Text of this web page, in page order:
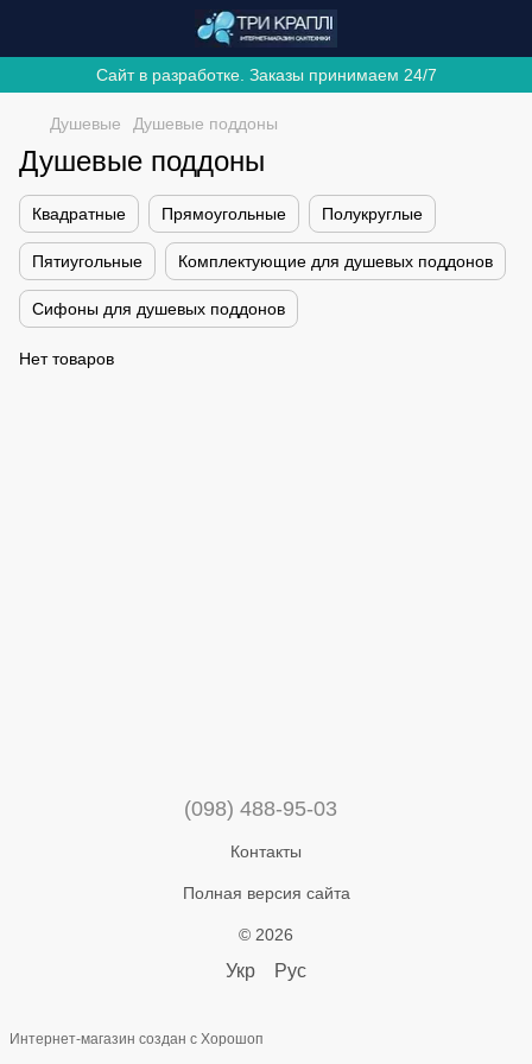
Сайт в разработке. Заказы принимаем 24/7
Душевые Душевые поддоны
Душевые поддоны
Квадратные Прямоугольные Полукруглые
Пятиугольные Комплектующие для душевых поддонов
Сифоны для душевых поддонов
Нет товаров
(098) 488-95-03
Контакты
Полная версия сайта
© 2026
Укр Рус
Интернет-магазин создан с Хорошоп